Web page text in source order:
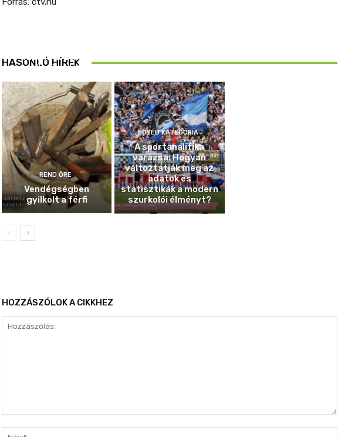
HASONLÓ HÍREK
Idén is közösen
ellenőriztek
REND ŐRE
Vendégségben
gyilkolt a férfi
EGYÉB KATEGÓRIA
A sportanalitika
varázsa: Hogyan
változtatják meg az
adatok és
statisztikák a modern
szurkolói élményt?
HOZZÁSZÓLOK A CIKKHEZ